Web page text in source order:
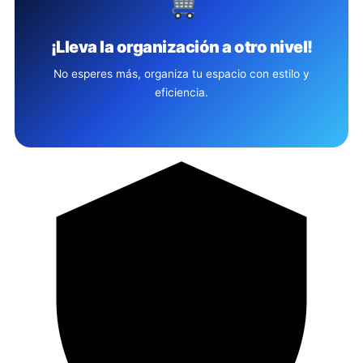
¡Lleva la organización a otro nivel!
No esperes más, organiza tu espacio con estilo y
eficiencia.